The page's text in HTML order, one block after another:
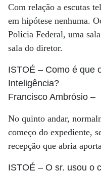
Com relação a escutas
em hipótese nenhuma.
Polícia Federal, uma
sala do diretor.
ISTOÉ – Como é que
Inteligência?
Francisco Ambrósio –
No quinto andar,
começo do expediente,
recepção que abria
ISTOÉ – O sr. usou o